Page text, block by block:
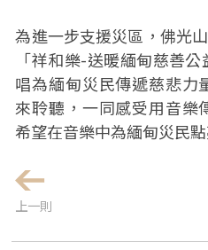
為進一步支援災區，佛光
「祥和樂-送暖緬甸慈善
唱為緬甸災民傳遞慈悲力
來聆聽，一同感受用音樂
希望在音樂中為緬甸災民
上一則